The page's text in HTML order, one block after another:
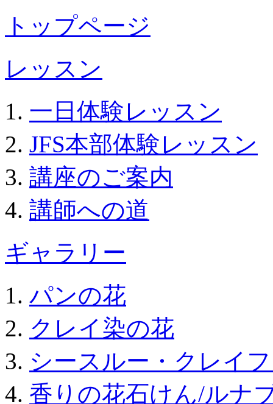
トップページ
レッスン
一日体験レッスン
JFS本部体験レッスン
講座のご案内
講師への道
ギャラリー
パンの花
クレイ染の花
シースルー・クレイ
香りの花石けん/ルナ